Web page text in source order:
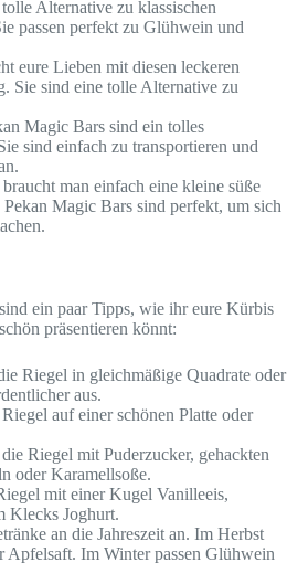
Alternative zu klassischen
passen perfekt zu Glühwein und
eure Lieben mit diesen leckeren
Sie sind eine tolle Alternative zu
Magic Bars sind ein tolles
sind einfach zu transportieren und
man einfach eine kleine süße
Magic Bars sind perfekt, um sich
ein paar Tipps, wie ihr eure Kürbis
präsentieren könnt:
Riegel in gleichmäßige Quadrate oder
aus.
auf einer schönen Platte oder
Riegel mit Puderzucker, gehackten
oder Karamellsoße.
mit einer Kugel Vanilleeis,
Klecks Joghurt.
an die Jahreszeit an. Im Herbst
Apfelsaft. Im Winter passen Glühwein